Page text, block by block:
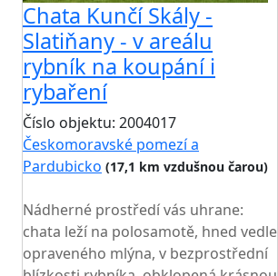
Chata Kunčí Skály -
Slatiňany - v areálu
rybník na koupání i
rybaření
Číslo objektu: 2004017
Českomoravské pomezí a
Pardubicko (17,1 km vzdušnou čarou)
Nádherné prostředí vás uhrane:
chata leží na polosamotě, hned vedle
opraveného mlýna, v bezprostřední